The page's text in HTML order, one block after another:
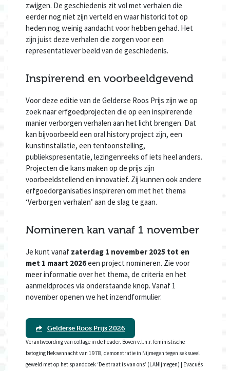
zwijgen. De geschiedenis zit vol met verhalen die
eerder nog niet zijn verteld en waar historici tot op
heden nog weinig aandacht voor hebben gehad. Het
zijn juist deze verhalen die zorgen voor een
representatiever beeld van de geschiedenis.
Inspirerend en voorbeeldgevend
Voor deze editie van de Gelderse Roos Prijs zijn we op
zoek naar erfgoedprojecten die op een inspirerende
manier verborgen verhalen aan het licht brengen. Dat
kan bijvoorbeeld een oral history project zijn, een
kunstinstallatie, een tentoonstelling,
publiekspresentatie, lezingenreeks of iets heel anders.
Projecten die kans maken op de prijs zijn
voorbeeldstellend en innovatief. Zij kunnen ook andere
erfgoedorganisaties inspireren om met het thema
‘Verborgen verhalen’ aan de slag te gaan.
Nomineren kan vanaf 1 november
Je kunt vanaf zaterdag 1 november 2025 tot en
met 1 maart 2026een project nomineren. Zie voor
meer informatie over het thema, de criteria en het
aanmeldproces via onderstaande knop. Vanaf 1
november openen we het inzendformulier.
Gelderse Roos Prijs 2026
Verantwoording van collage in de header. Boven v.l.n.r. feministische
betoging Heksennacht van 1978, demonstratie in Nijmegen tegen seksueel
geweld met op het spanddoek ‘De straat is van ons’ (LANijmegen) | Evacués